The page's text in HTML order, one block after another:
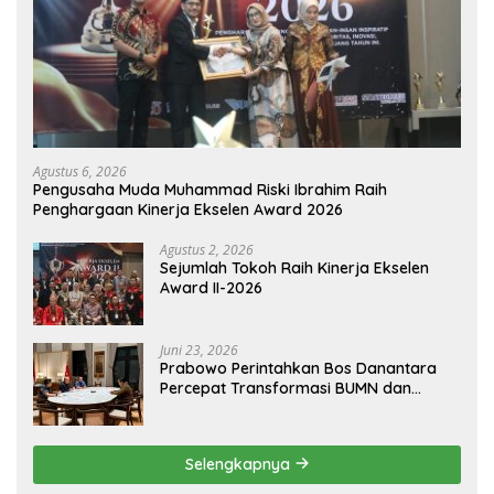
Agustus 6, 2026
Pengusaha Muda Muhammad Riski Ibrahim Raih
Penghargaan Kinerja Ekselen Award 2026
Agustus 2, 2026
Sejumlah Tokoh Raih Kinerja Ekselen
Award II-2026
Juni 23, 2026
Prabowo Perintahkan Bos Danantara
Percepat Transformasi BUMN dan
Selengkapnya